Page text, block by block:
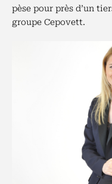
pèse pour près d’un
groupe Cepovett.